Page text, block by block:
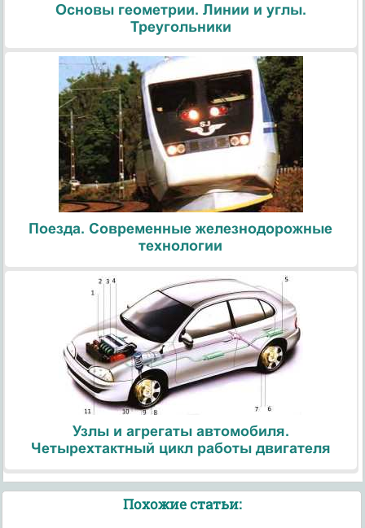
Основы геометрии. Линии и углы.
Треугольники
Поезда. Современные железнодорожные
технологии
Узлы и агрегаты автомобиля.
Четырехтактный цикл работы двигателя
Похожие статьи: